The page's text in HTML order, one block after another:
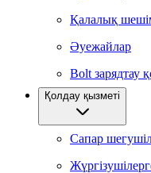
Қалалық
Әуежайлар
Bolt зарядтау
Қолдау қызметі
Сапар